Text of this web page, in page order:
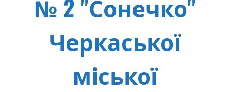
№ 2 "Сонечко"
Черкаської
міської